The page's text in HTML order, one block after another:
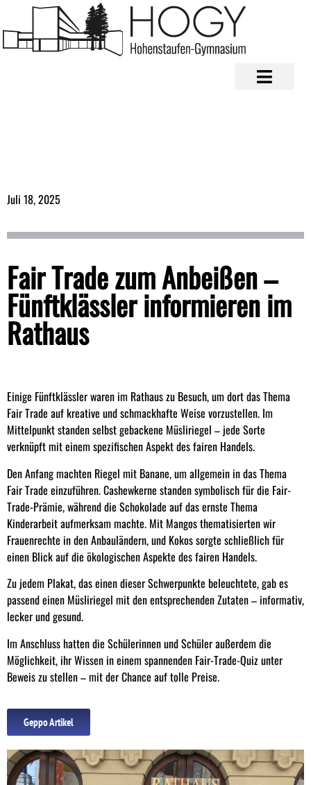
Juli 18, 2025
Fair Trade zum Anbeißen –
Fünftklässler informieren im
Rathaus
Einige Fünftklässler waren im Rathaus zu Besuch, um dort das Thema
Fair Trade auf kreative und schmackhafte Weise vorzustellen. Im
Mittelpunkt standen selbst gebackene Müsliriegel – jede Sorte
verknüpft mit einem spezifischen Aspekt des fairen Handels.
Den Anfang machten Riegel mit Banane, um allgemein in das Thema
Fair Trade einzuführen. Cashewkerne standen symbolisch für die Fair-
Trade-Prämie, während die Schokolade auf das ernste Thema
Kinderarbeit aufmerksam machte. Mit Mangos thematisierten wir
Frauenrechte in den Anbauländern, und Kokos sorgte schließlich für
einen Blick auf die ökologischen Aspekte des fairen Handels.
Zu jedem Plakat, das einen dieser Schwerpunkte beleuchtete, gab es
passend einen Müsliriegel mit den entsprechenden Zutaten – informativ,
lecker und gesund.
Im Anschluss hatten die Schülerinnen und Schüler außerdem die
Möglichkeit, ihr Wissen in einem spannenden Fair-Trade-Quiz unter
Beweis zu stellen – mit der Chance auf tolle Preise.
Geppo Artikel